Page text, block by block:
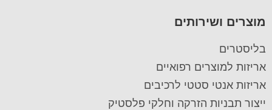
מוצרים ושירותים
בליסטרים
אריזות למוצרים רפואיים
אריזות אנטי סטטי לרכיבים
ייצור תבניות הזרקה וחלקי פלסטיק